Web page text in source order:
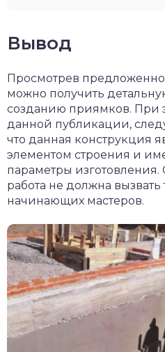
Вывод
Просмотрев
можно получить
созданию приямков. При
данной публикации,
что данная конструкция
элементом строения и
параметры
работа не должна
начинающих мастеров.